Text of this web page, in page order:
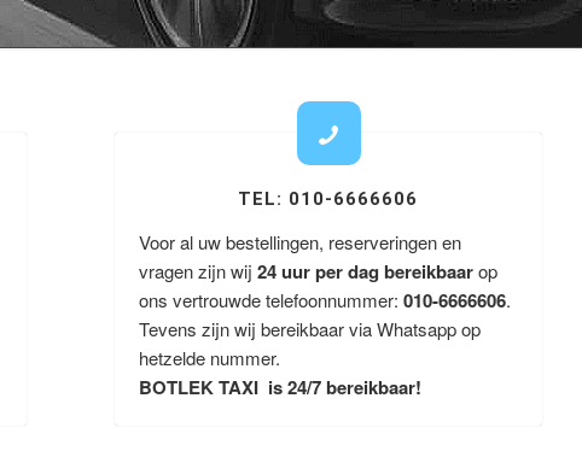
TEL: 010-6666606
Voor al uw bestellingen, reserveringen en
vragen zijn wij 24 uur per dag bereikbaarop
ons vertrouwde telefoonnummer: 010-6666606.
Tevens zijn wij bereikbaar via Whatsapp op
hetzelde nummer.
BOTLEK TAXI is 24/7 bereikbaar!